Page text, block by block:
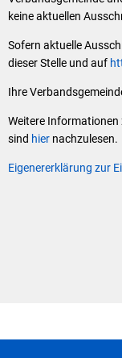
keine aktuellen
Sofern aktuelle
dieser Stelle und auf
Ihre
Weitere
sind hier nachzulesen.
Eigenererklärung zur